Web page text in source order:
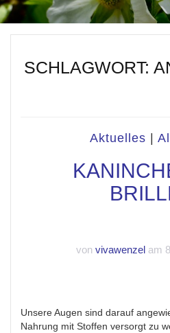
SCHLAGWORT:
Aktuelles
von vivawenzelam
Unsere Augen sind darauf
Nahrung mit Stoffen versorgt zu